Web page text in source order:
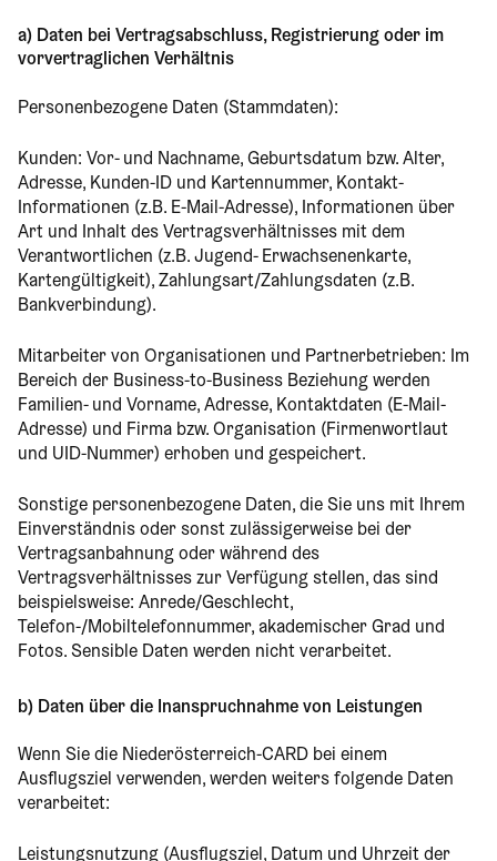
a) Daten bei Vertragsabschluss, Registrierung oder im
vorvertraglichen Verhältnis
Personenbezogene Daten (Stammdaten):
Kunden: Vor- und Nachname, Geburtsdatum bzw. Alter,
Adresse, Kunden-ID und Kartennummer, Kontakt-
Informationen (z.B. E-Mail-Adresse), Informationen über
Art und Inhalt des Vertragsverhältnisses mit dem
Verantwortlichen (z.B. Jugend- Erwachsenenkarte,
Kartengültigkeit), Zahlungsart/Zahlungsdaten (z.B.
Bankverbindung).
Mitarbeiter von Organisationen und Partnerbetrieben: Im
Bereich der Business-to-Business Beziehung werden
Familien- und Vorname, Adresse, Kontaktdaten (E-Mail-
Adresse) und Firma bzw. Organisation (Firmenwortlaut
und UID-Nummer) erhoben und gespeichert.
Sonstige personenbezogene Daten, die Sie uns mit Ihrem
Einverständnis oder sonst zulässigerweise bei der
Vertragsanbahnung oder während des
Vertragsverhältnisses zur Verfügung stellen, das sind
beispielsweise: Anrede/Geschlecht,
Telefon-/Mobiltelefonnummer, akademischer Grad und
Fotos. Sensible Daten werden nicht verarbeitet.
b) Daten über die Inanspruchnahme von Leistungen
Wenn Sie die Niederösterreich-CARD bei einem
Ausflugsziel verwenden, werden weiters folgende Daten
verarbeitet:
Leistungsnutzung (Ausflugsziel, Datum und Uhrzeit der